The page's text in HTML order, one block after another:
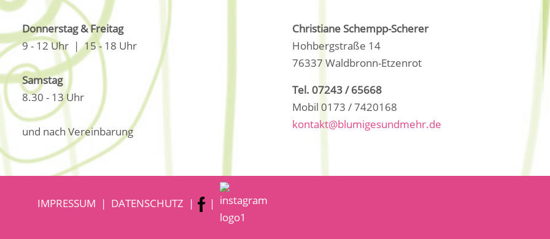
Donnerstag & Freitag
9 - 12 Uhr |15 - 18 Uhr
Samstag
8.30 - 13 Uhr
und nach Vereinbarung
Christiane Schempp-Scherer
Hohbergstraße 14
76337 Waldbronn-Etzenrot
Tel. 07243 / 65668
Mobil 0173 / 7420168
kontakt@blumigesundmehr.de
IMPRESSUM | DATENSCHUTZ | |